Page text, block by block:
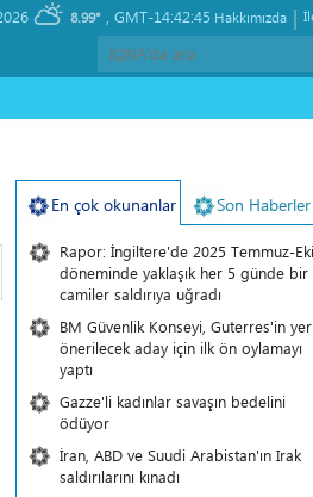
GMT-14:42:45
8.99° |
Hakkımızda
En çok okunanlar Son Haberler
Rapor: İngiltere'de 2025 Temmuz-
döneminde yaklaşık her 5 günde bir
camiler saldırıya uğradı
BM Güvenlik Konseyi, Guterres'in
önerilecek aday için ilk ön oylamayı
yaptı
Gazze'li kadınlar savaşın bedelini
ödüyor
İran, ABD ve Suudi Arabistan'ın Irak
saldırılarını kınadı